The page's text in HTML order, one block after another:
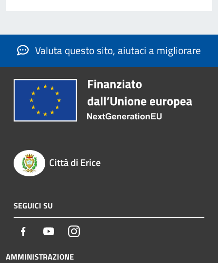
Valuta questo sito, aiutaci a migliorare
Città di Erice
SEGUICI SU
Facebook YoutubeInstagram
AMMINISTRAZIONE